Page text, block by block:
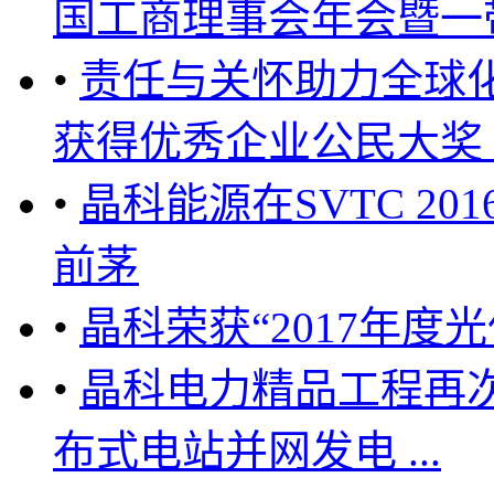
国工商理事会年会暨
• 责任与关怀助力全
获得优秀企业公民大奖
• 晶科能源在SVTC
前茅
• 晶科荣获“2017年度
• 晶科电力精品工程再
布式电站并网发电 ...